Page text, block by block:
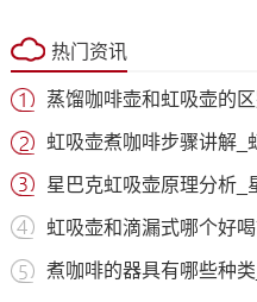
热门资讯
蒸馏咖啡壶和虹吸壶的
虹吸壶煮咖啡步骤讲解_
星巴克虹吸壶原理分析_
虹吸壶和滴漏式哪个好
煮咖啡的器具有哪些种